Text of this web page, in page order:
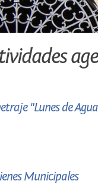
"Lunes de
Municipales